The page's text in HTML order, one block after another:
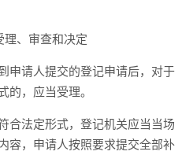
、审查和决定
请人提交的登记申请后，对于
的，应当受理。
法定形式，登记机关应当当场
容，申请人按照要求提交全部补